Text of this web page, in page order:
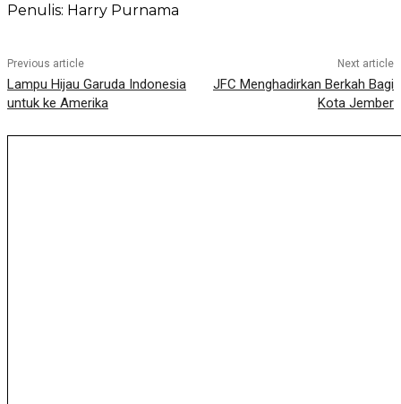
Penulis: Harry Purnama
Previous article
Lampu Hijau Garuda Indonesia
untuk ke Amerika
Next article
JFC Menghadirkan Berkah Bagi
Kota Jember